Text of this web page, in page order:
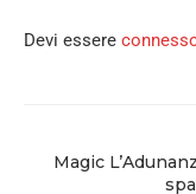
Devi essere
Magic